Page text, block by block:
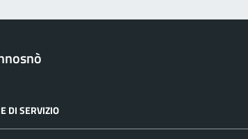
DI SERVIZIO